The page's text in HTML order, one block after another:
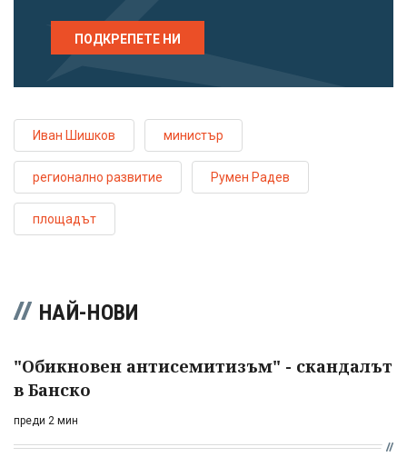
ПОДКРЕПЕТЕ НИ
Иван Шишков министър
регионално развитие Румен Радев
площадът
НАЙ-НОВИ
"Обикновен антисемитизъм" - скандалът
в Банско
преди 2 мин